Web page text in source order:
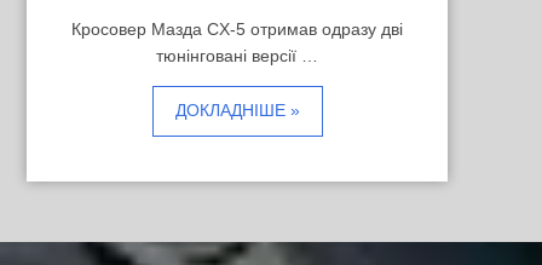
Кросовер Мазда CX-5 отримав одразу дві
тюнінговані версії …
ДОКЛАДНІШЕ »